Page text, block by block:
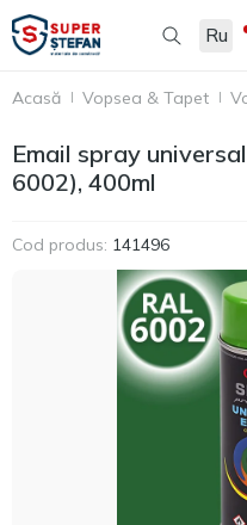
Ru
Acasă Vopsea & Tapet
Email spray
6002), 400ml
Cod produs: 141496